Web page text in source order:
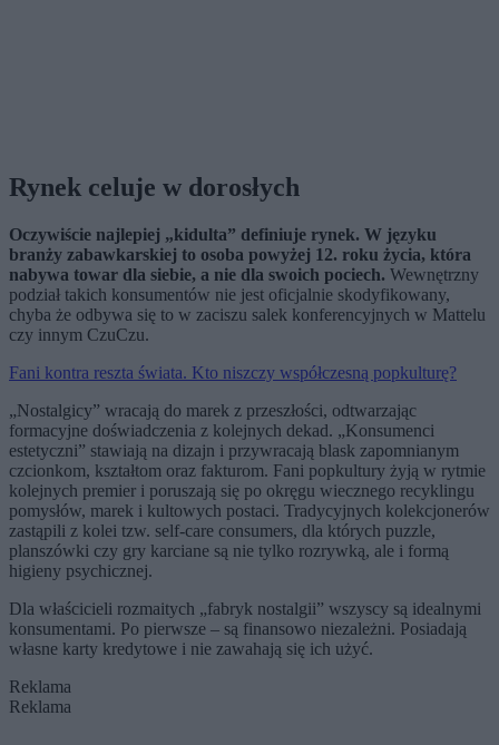
Rynek celuje w dorosłych
Oczywiście najlepiej „kidulta” definiuje rynek. W języku
branży zabawkarskiej to osoba powyżej 12. roku życia, która
nabywa towar dla siebie, a nie dla swoich pociech. Wewnętrzny
podział takich konsumentów nie jest oficjalnie skodyfikowany,
chyba że odbywa się to w zaciszu salek konferencyjnych w Mattelu
czy innym CzuCzu.
Fani kontra reszta świata. Kto niszczy współczesną popkulturę?
„Nostalgicy” wracają do marek z przeszłości, odtwarzając
formacyjne doświadczenia z kolejnych dekad. „Konsumenci
estetyczni” stawiają na dizajn i przywracają blask zapomnianym
czcionkom, kształtom oraz fakturom. Fani popkultury żyją w rytmie
kolejnych premier i poruszają się po okręgu wiecznego recyklingu
pomysłów, marek i kultowych postaci. Tradycyjnych kolekcjonerów
zastąpili z kolei tzw. self-care consumers, dla których puzzle,
planszówki czy gry karciane są nie tylko rozrywką, ale i formą
higieny psychicznej.
Dla właścicieli rozmaitych „fabryk nostalgii” wszyscy są idealnymi
konsumentami. Po pierwsze – są finansowo niezależni. Posiadają
własne karty kredytowe i nie zawahają się ich użyć.
Reklama
Reklama